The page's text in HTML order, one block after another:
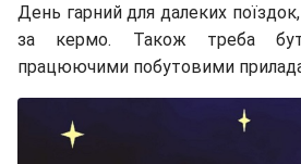
День гарний для далеких
за кермо. Також треба
працюючими побутовими